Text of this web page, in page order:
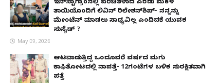
ಇನ್​ಸ್ಟಾಗ್ರಾಂನಲ್ಲಿ ಪರಿಚಿತಳಾದ ಎರಡು ಮಕ್ಕಳ
ತಾಯಿಯೊಂದಿಗೆ ಲಿವಿನ್ ರಿಲೇಶನ್​ಶಿಪ್- ನನ್ನನ್ನು
ಮೇಂಟೆನ್ ಮಾಡಲು ಸಾಧ್ಯವಿಲ್ಲ ಎಂದಿದಕ್ಕೆ ಯುವಕ
ಸುಸೈಡ್ ?
May 09, 2026
ಆಟವಾಡುತ್ತಿದ್ದ ಒಂದೂವರೆ ವರ್ಷದ ಮಗು
ಕಾಫಿತೋಟದಲ್ಲಿ ನಾಪತ್ತೆ- 12ಗಂಟೆಗಳ ಬಳಿಕ ಸುರಕ್ಷಿತವಾಗಿ
ಪತ್ತೆ